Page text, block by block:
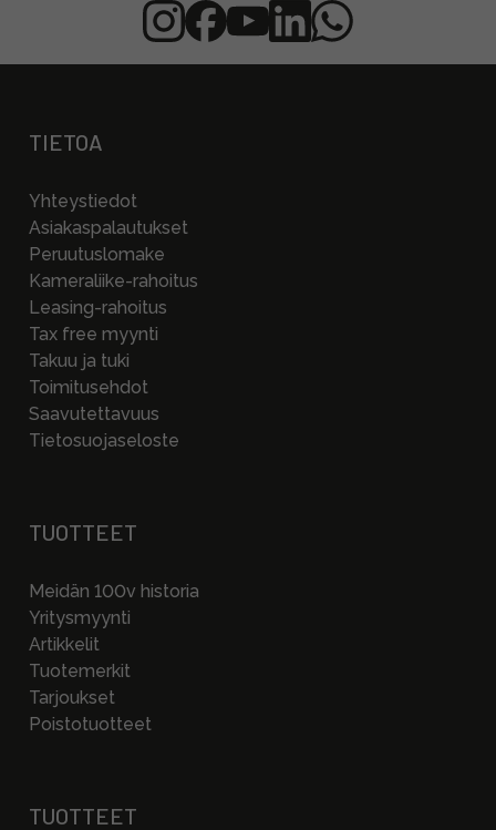
TIETOA
Yhteystiedot
Asiakaspalautukset
Peruutuslomake
Kameraliike-rahoitus
Leasing-rahoitus
Tax free myynti
Takuu ja tuki
Toimitusehdot
Saavutettavuus
Tietosuojaseloste
TUOTTEET
Meidän 100v historia
Yritysmyynti
Artikkelit
Tuotemerkit
Tarjoukset
Poistotuotteet
TUOTTEET